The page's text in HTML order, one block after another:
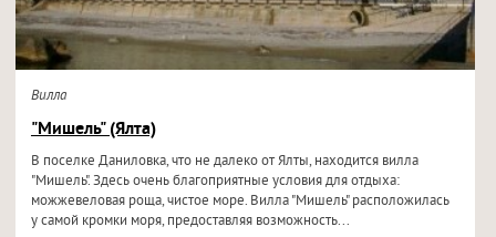
Вилла
"Мишель" (Ялта)
В поселке Даниловка, что не далеко от Ялты, находится вилла
"Мишель". Здесь очень благоприятные условия для отдыха:
можжевеловая роща, чистое море. Вилла "Мишель" расположилась
у самой кромки моря, предоставляя возможность...